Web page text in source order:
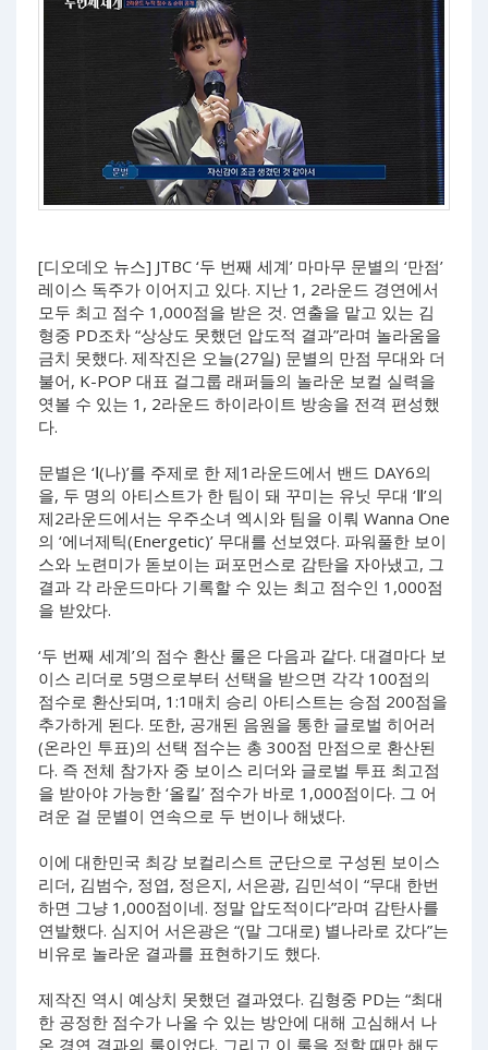
[디오데오 뉴스] JTBC ‘두 번째 세계’ 마마무 문별의 ‘만점’
레이스 독주가 이어지고 있다. 지난 1, 2라운드 경연에서
모두 최고 점수 1,000점을 받은 것. 연출을 맡고 있는 김
형중 PD조차 “상상도 못했던 압도적 결과”라며 놀라움을
금치 못했다. 제작진은 오늘(27일) 문별의 만점 무대와 더
불어, K-POP 대표 걸그룹 래퍼들의 놀라운 보컬 실력을
엿볼 수 있는 1, 2라운드 하이라이트 방송을 전격 편성했
다.
문별은 ‘Ⅰ(나)’를 주제로 한 제1라운드에서 밴드 DAY6의
을, 두 명의 아티스트가 한 팀이 돼 꾸미는 유닛 무대 ‘Ⅱ’의
제2라운드에서는 우주소녀 엑시와 팀을 이뤄 Wanna One
의 ‘에너제틱(Energetic)’ 무대를 선보였다. 파워풀한 보이
스와 노련미가 돋보이는 퍼포먼스로 감탄을 자아냈고, 그
결과 각 라운드마다 기록할 수 있는 최고 점수인 1,000점
을 받았다.
‘두 번째 세계’의 점수 환산 룰은 다음과 같다. 대결마다 보
이스 리더로 5명으로부터 선택을 받으면 각각 100점의
점수로 환산되며, 1:1매치 승리 아티스트는 승점 200점을
추가하게 된다. 또한, 공개된 음원을 통한 글로벌 히어러
(온라인 투표)의 선택 점수는 총 300점 만점으로 환산된
다. 즉 전체 참가자 중 보이스 리더와 글로벌 투표 최고점
을 받아야 가능한 ‘올킬’ 점수가 바로 1,000점이다. 그 어
려운 걸 문별이 연속으로 두 번이나 해냈다.
이에 대한민국 최강 보컬리스트 군단으로 구성된 보이스
리더, 김범수, 정엽, 정은지, 서은광, 김민석이 “무대 한번
하면 그냥 1,000점이네. 정말 압도적이다”라며 감탄사를
연발했다. 심지어 서은광은 “(말 그대로) 별나라로 갔다”는
비유로 놀라운 결과를 표현하기도 했다.
제작진 역시 예상치 못했던 결과였다. 김형중 PD는 “최대
한 공정한 점수가 나올 수 있는 방안에 대해 고심해서 나
온 경연 결과의 룰이었다. 그리고 이 룰을 정할 때만 해도